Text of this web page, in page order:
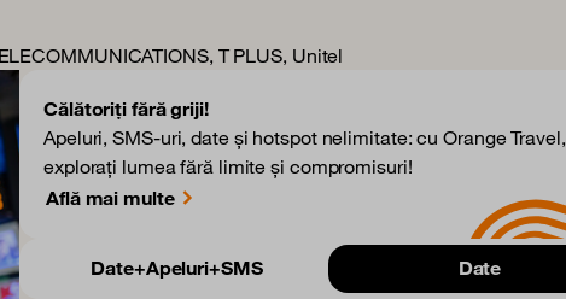
T PLUS, Unitel
Călătoriți fără griji!
Apeluri, SMS-uri, date și hotspot nelimitate: cu Orange Travel,
explorați lumea fără limite și compromisuri!
Află mai multe
Date+Apeluri+SMS Date